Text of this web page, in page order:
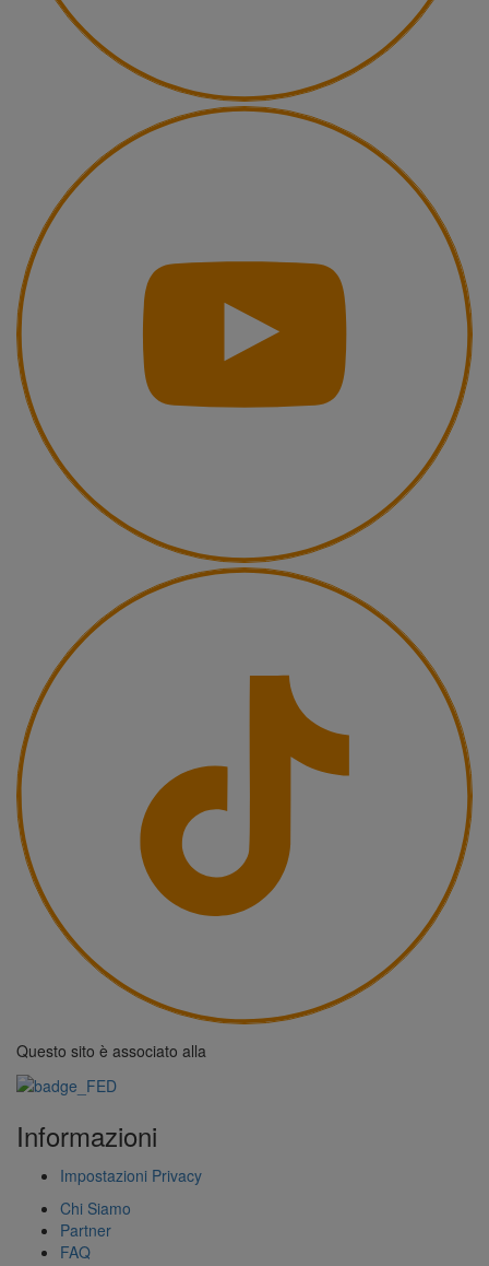
Questo sito è associato alla
Informazioni
Impostazioni Privacy
Chi Siamo
Partner
FAQ